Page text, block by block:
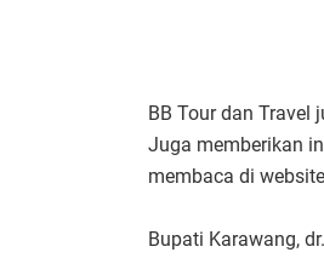
BB Tour dan
Juga memberikan
membaca di
Bupati Karawang,